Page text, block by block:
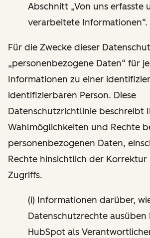
Abschnitt „Von uns erfasste
verarbeitete Informationen“.
Für die Zwecke dieser
„personenbezogene Daten“ für
Informationen zu einer
identifizierbaren Person. Diese
Datenschutzrichtlinie beschreibt
Wahlmöglichkeiten und Rechte
personenbezogenen Daten,
Rechte hinsichtlich der Korrektur
Zugriffs.
(i) Informationen darüber,
Datenschutzrechte ausüben
HubSpot als